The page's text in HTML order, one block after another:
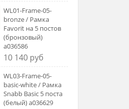
WL01-Frame-05-
bronze / Рамка
Favorit на 5 постов
(бронзовый)
a036586
10 140 руб
WL03-Frame-05-
basic-white / Рамка
Snabb Basic 5 поста
(белый) a036629